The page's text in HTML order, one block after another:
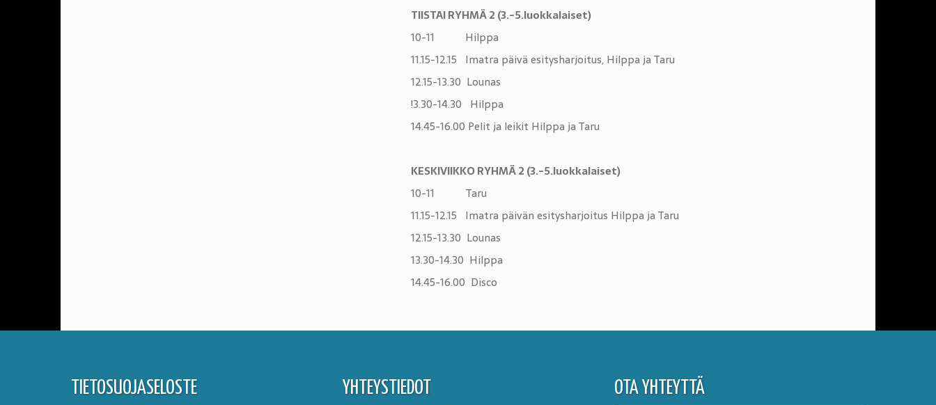
TIISTAI RYHMÄ 2 (3.-5.luokkalaiset)
10-11 Hilppa
11.15-12.15 Imatra päivä esitysharjoitus, Hilppa ja Taru
12.15-13.30 Lounas
!3.30-14.30 Hilppa
14.45-16.00 Pelit ja leikit Hilppa ja Taru
KESKIVIIKKO RYHMÄ 2 (3.-5.luokkalaiset)
10-11 Taru
11.15-12.15 Imatra päivän esitysharjoitus Hilppa ja Taru
12.15-13.30 Lounas
13.30-14.30 Hilppa
14.45-16.00 Disco
TIETOSUOJASELOSTE YHTEYSTIEDOT OTA YHTEYTTÄ